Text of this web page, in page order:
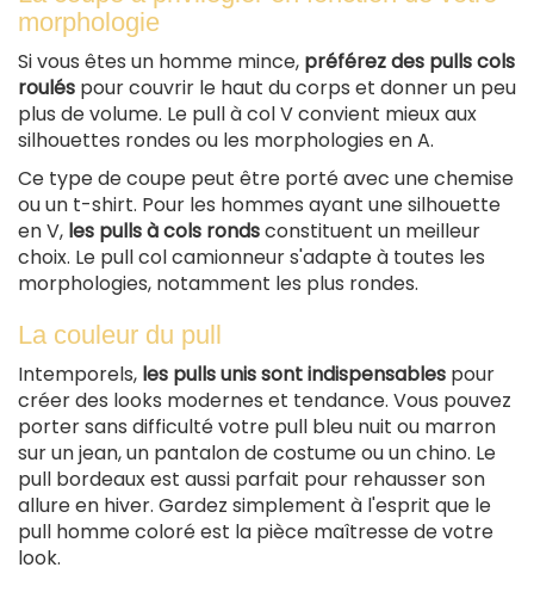
morphologie
Si vous êtes un homme mince, préférez des pulls cols
roulés pour couvrir le haut du corps et donner un peu
plus de volume. Le pull à col V convient mieux aux
silhouettes rondes ou les morphologies en A.
Ce type de coupe peut être porté avec une chemise
ou un t-shirt. Pour les hommes ayant une silhouette
en V, les pulls à cols rondsconstituent un meilleur
choix. Le pull col camionneur s'adapte à toutes les
morphologies, notamment les plus rondes.
La couleur du pull
Intemporels, les pulls unis sont indispensables pour
créer des looks modernes et tendance. Vous pouvez
porter sans difficulté votre pull bleu nuit ou marron
sur un jean, un pantalon de costume ou un chino. Le
pull bordeaux est aussi parfait pour rehausser son
allure en hiver. Gardez simplement à l'esprit que le
pull homme coloré est la pièce maîtresse de votre
look.